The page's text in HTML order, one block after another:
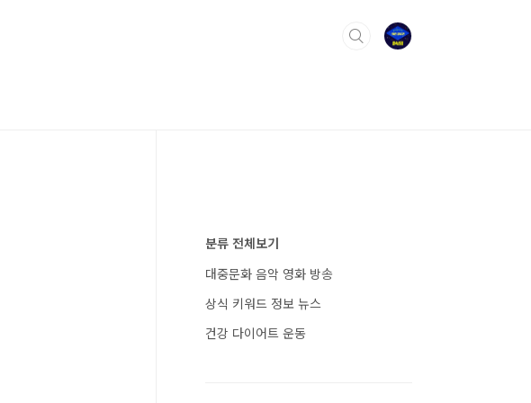
분류 전체보기
대중문화 음악 영화 방송
상식 키워드 정보 뉴스
건강 다이어트 운동